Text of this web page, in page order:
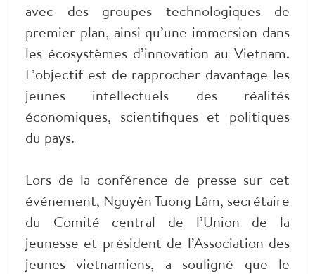
avec des groupes technologiques de
premier plan, ainsi qu’une immersion dans
les écosystèmes d’innovation au Vietnam.
L’objectif est de rapprocher davantage les
jeunes intellectuels des réalités
économiques, scientifiques et politiques
du pays.
Lors de la conférence de presse sur cet
événement, Nguyên Tuong Lâm, secrétaire
du Comité central de l’Union de la
jeunesse et président de l’Association des
jeunes vietnamiens, a souligné que le